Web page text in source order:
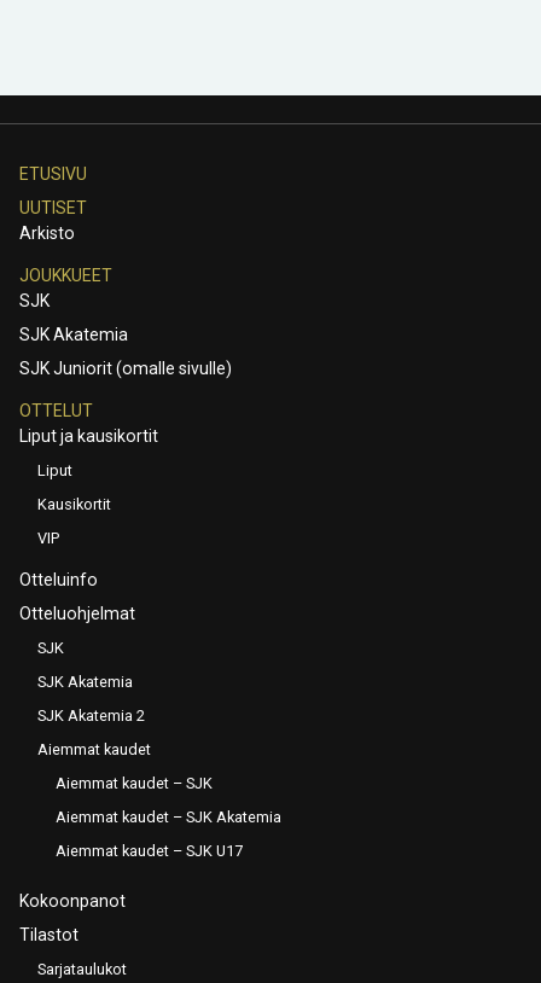
ETUSIVU
UUTISET
Arkisto
JOUKKUEET
SJK
SJK Akatemia
SJK Juniorit (omalle sivulle)
OTTELUT
Liput ja kausikortit
Liput
Kausikortit
VIP
Otteluinfo
Otteluohjelmat
SJK
SJK Akatemia
SJK Akatemia 2
Aiemmat kaudet
Aiemmat kaudet – SJK
Aiemmat kaudet – SJK Akatemia
Aiemmat kaudet – SJK U17
Kokoonpanot
Tilastot
Sarjataulukot